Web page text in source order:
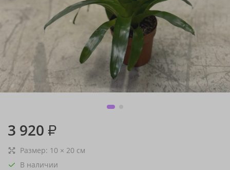
3 920 ₽
Размер: 10 × 20 см
В наличии